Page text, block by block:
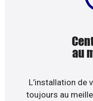
au
L’installation de
toujours au